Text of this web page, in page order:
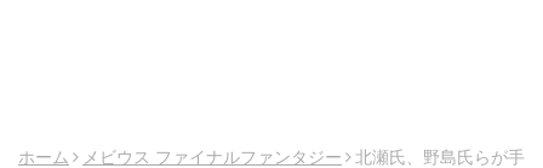
ホーム メビウス ファイナルファンタジー
北瀬氏、野島氏らが手